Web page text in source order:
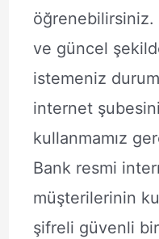
öğrenebilirsiniz.
ve güncel
istemeniz
internet
kullanmamız
Bank resmi
müşterilerinin
şifreli güvenli